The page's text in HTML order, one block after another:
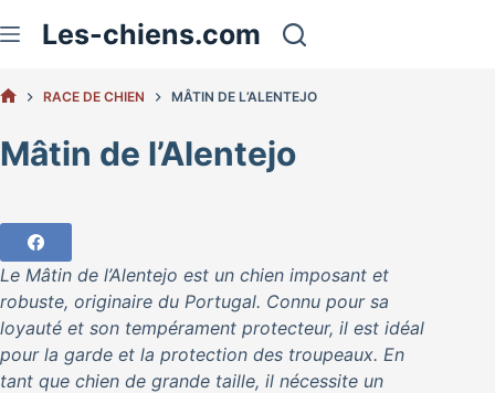
au
Les-chiens.com
RACE DE CHIEN MÂTIN DE L’ALENTEJO
Mâtin de l’Alentejo
Le Mâtin de l’Alentejo est un chien imposant et
robuste, originaire du Portugal. Connu pour sa
loyauté et son tempérament protecteur, il est idéal
pour la garde et la protection des troupeaux. En
tant que chien de grande taille, il nécessite un